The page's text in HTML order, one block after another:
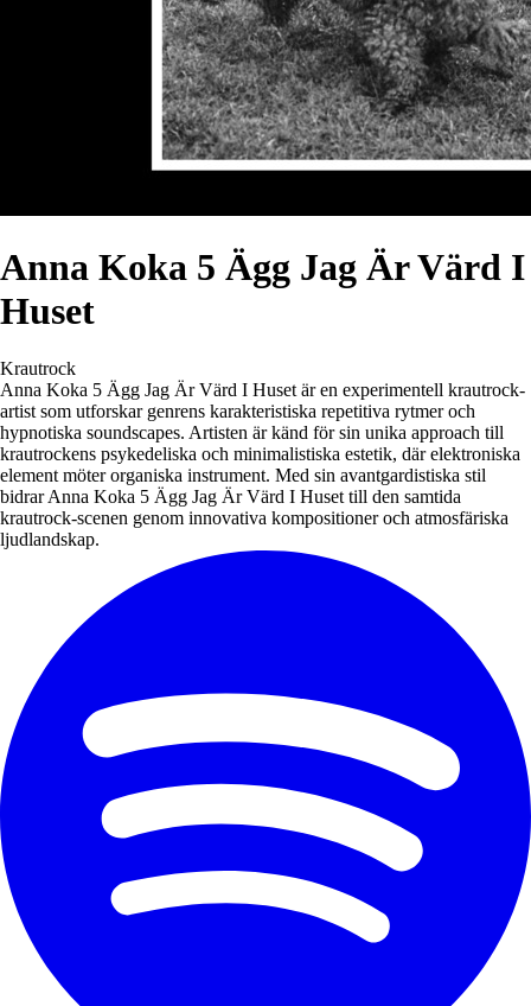
Anna Koka 5 Ägg Jag Är Värd I
Huset
Krautrock
Anna Koka 5 Ägg Jag Är Värd I Huset är en experimentell krautrock-
artist som utforskar genrens karakteristiska repetitiva rytmer och
hypnotiska soundscapes. Artisten är känd för sin unika approach till
krautrockens psykedeliska och minimalistiska estetik, där elektroniska
element möter organiska instrument. Med sin avantgardistiska stil
bidrar Anna Koka 5 Ägg Jag Är Värd I Huset till den samtida
krautrock-scenen genom innovativa kompositioner och atmosfäriska
ljudlandskap.